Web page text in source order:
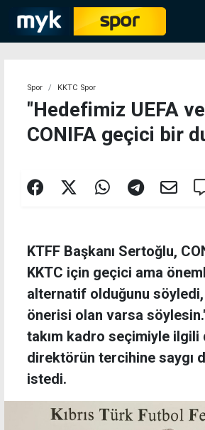
Spor KKTC Spor
"Hedefimiz UEFA
CONIFA geçici bir
KTFF Başkanı Sertoğlu,
KKTC için geçici ama
alternatif olduğunu
önerisi olan varsa
takım kadro seçimiyle ilgili
direktörün tercihine saygı
istedi.